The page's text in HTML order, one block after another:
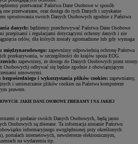
przetwarzać Państwa Dane Osobowe w sposób
one przetwarzane, oraz dostęp do tych Danych i uzyskanie
sprostowania swoich Danych Osobowych zgodnie z Państwa
danych: będziemy przechowywać Państwa Dane Osobowe
przepisami i regulacjami dotyczącymi ochrony danych i nie
celów, dla których zostały zgromadzone lub gdy wymaga
międzynarodowego: zapewnimy odpowiednią ochronę Państwa
przekazywania, w szczególności do krajów spoza EOG.
zapewnimy, że dostęp do Danych Osobowych przez strony
Osobowych) odbywać się będzie zgodnie z obowiązującym
umownymi.
bezpośredniego i wykorzystania plików cookies: zapewniamy,
i umieszczanie plików cookies na Państwa komputerze
prawem.
JAKIE DANE OSOBOWE ZBIERAMY I NA JAKIEJ
o podanie swoich Danych Osobowych, będą jasno
Osobowych są zbierane. Ta informacja zostanie Państwu
informacyjnego uwzględnionej przy określonych
portalach internetowych, newsletterze elektronicznym,
na wydarzenia itp.